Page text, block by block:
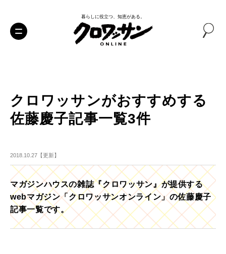
暮らしに役立つ、知恵がある。
クロワッサンがおすすめする
佐藤慶子記事一覧3件
2018.10.27【更新】
マガジンハウスの雑誌『クロワッサン』が提供する
webマガジン「クロワッサンオンライン」の佐藤慶子
記事一覧です。